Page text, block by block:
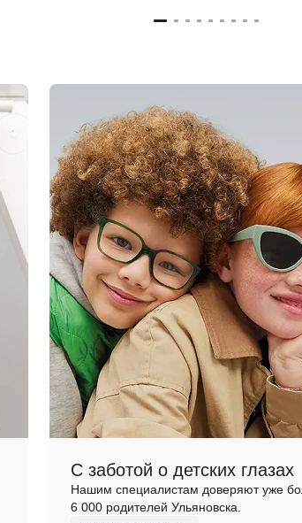
С заботой о детских глазах
Нашим специалистам доверяют уже
6 000 родителей Ульяновска.